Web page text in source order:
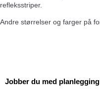
refleksstriper.
Andre størrelser og farger på
Jobber du med planlegging